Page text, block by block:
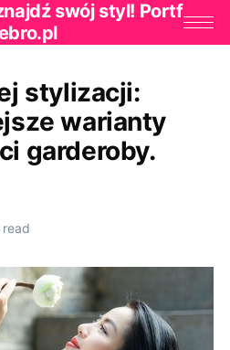
swój styl! Portf
stylizacji:
warianty
garderoby.
read